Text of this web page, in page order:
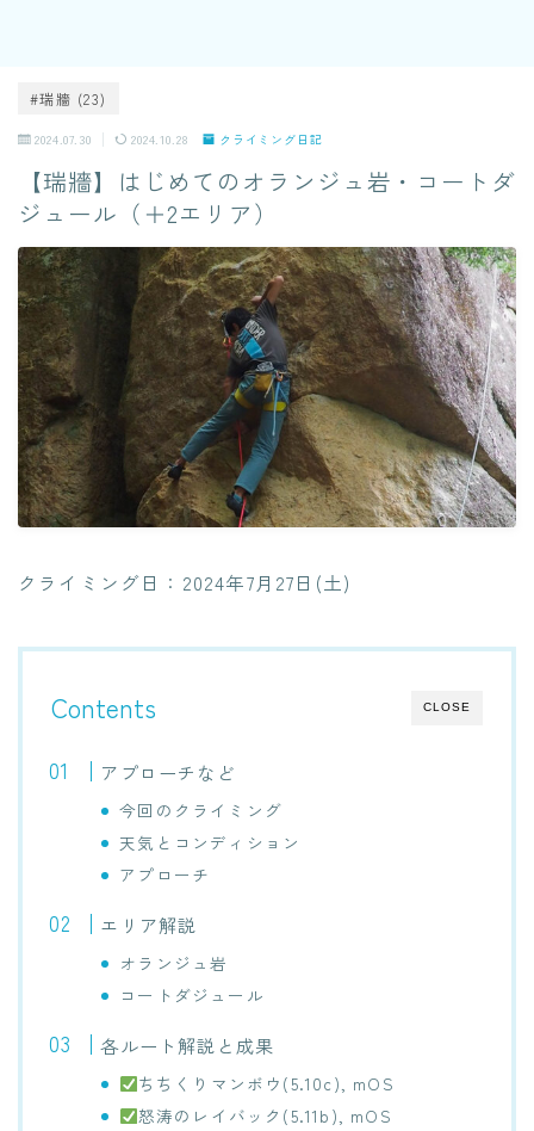
#瑞牆 (23)
2024.07.30 2024.10.28 クライミング日記
【瑞牆】はじめてのオランジュ岩・コートダ
ジュール（＋2エリア）
クライミング日：2024年7月27日(土)
CLOSE
Contents
アプローチなど
今回のクライミング
天気とコンディション
アプローチ
エリア解説
オランジュ岩
コートダジュール
各ルート解説と成果
ちちくりマンボウ(5.10c), mOS
怒涛のレイバック(5.11b), mOS